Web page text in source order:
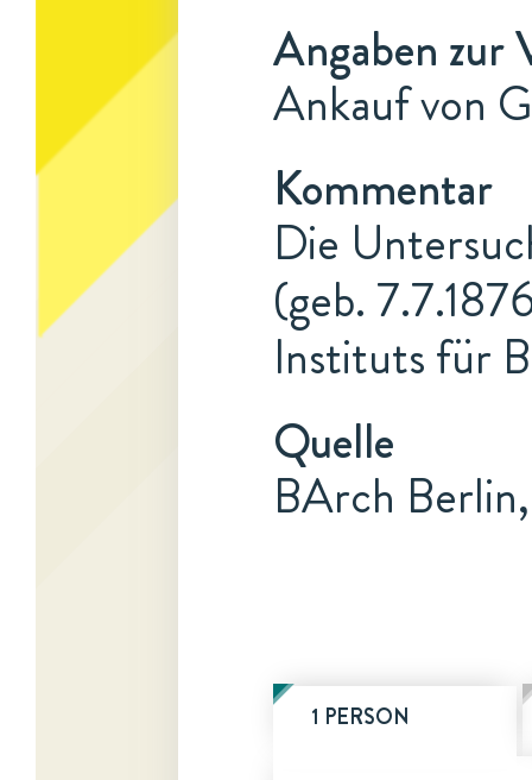
Angaben zur
Ankauf von
Kommentar
Die
(geb.
Instituts für
Quelle
BArch
1 PERSON